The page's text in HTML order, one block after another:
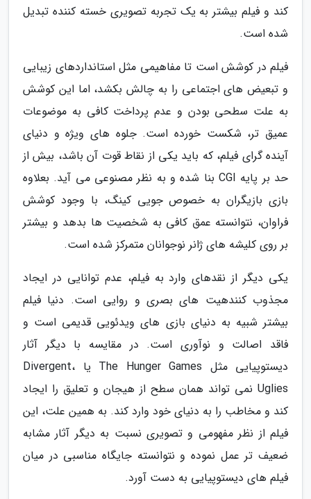
کند و فیلم بیشتر به یک تجربه تصویری خسته کننده تبدیل
شده است.
فیلم در کوشش است تا مفاهیمی مثل استانداردهای زیبایی
و تبعیض های اجتماعی را به چالش بکشد، اما این کوشش
به علت سطحی بودن و عدم پرداخت کافی به موضوعات
عمیق تر، شکست خورده است. جلوه های ویژه و دنیای
آینده گرای فیلم، که باید یکی از نقاط قوت آن باشد، بیش از
حد بر پایه CGI بنا شده و به نظر مصنوعی می آید. بعلاوه
بازی بازیگران به خصوص جویی کینگ، با وجود کوشش
فراوان، نتوانسته عمق کافی به شخصیت ها بدهد و بیشتر
بر روی کلیشه های ژانر نوجوانان متمرکز شده است.
یکی دیگر از نقدهای وارد به فیلم، عدم توانایی در ایجاد
مجذوب کنندهیت های بصری و روایی است. دنیا فیلم
بیشتر شبیه به دنیای بازی های ویدئویی قدیمی است و
فاقد اصالت و نوآوری است. در مقایسه با دیگر آثار
دیستوپیایی مثل The Hunger Games یا Divergent،
Uglies نمی تواند همان سطح از هیجان و تعلیق را ایجاد
کند و مخاطب را به دنیای خود وارد کند. به همین علت، این
فیلم از نظر مفهومی و تصویری نسبت به دیگر آثار مشابه
ضعیف تر عمل نموده و نتوانسته جایگاه مناسبی در میان
فیلم های دیستوپیایی به دست آورد.